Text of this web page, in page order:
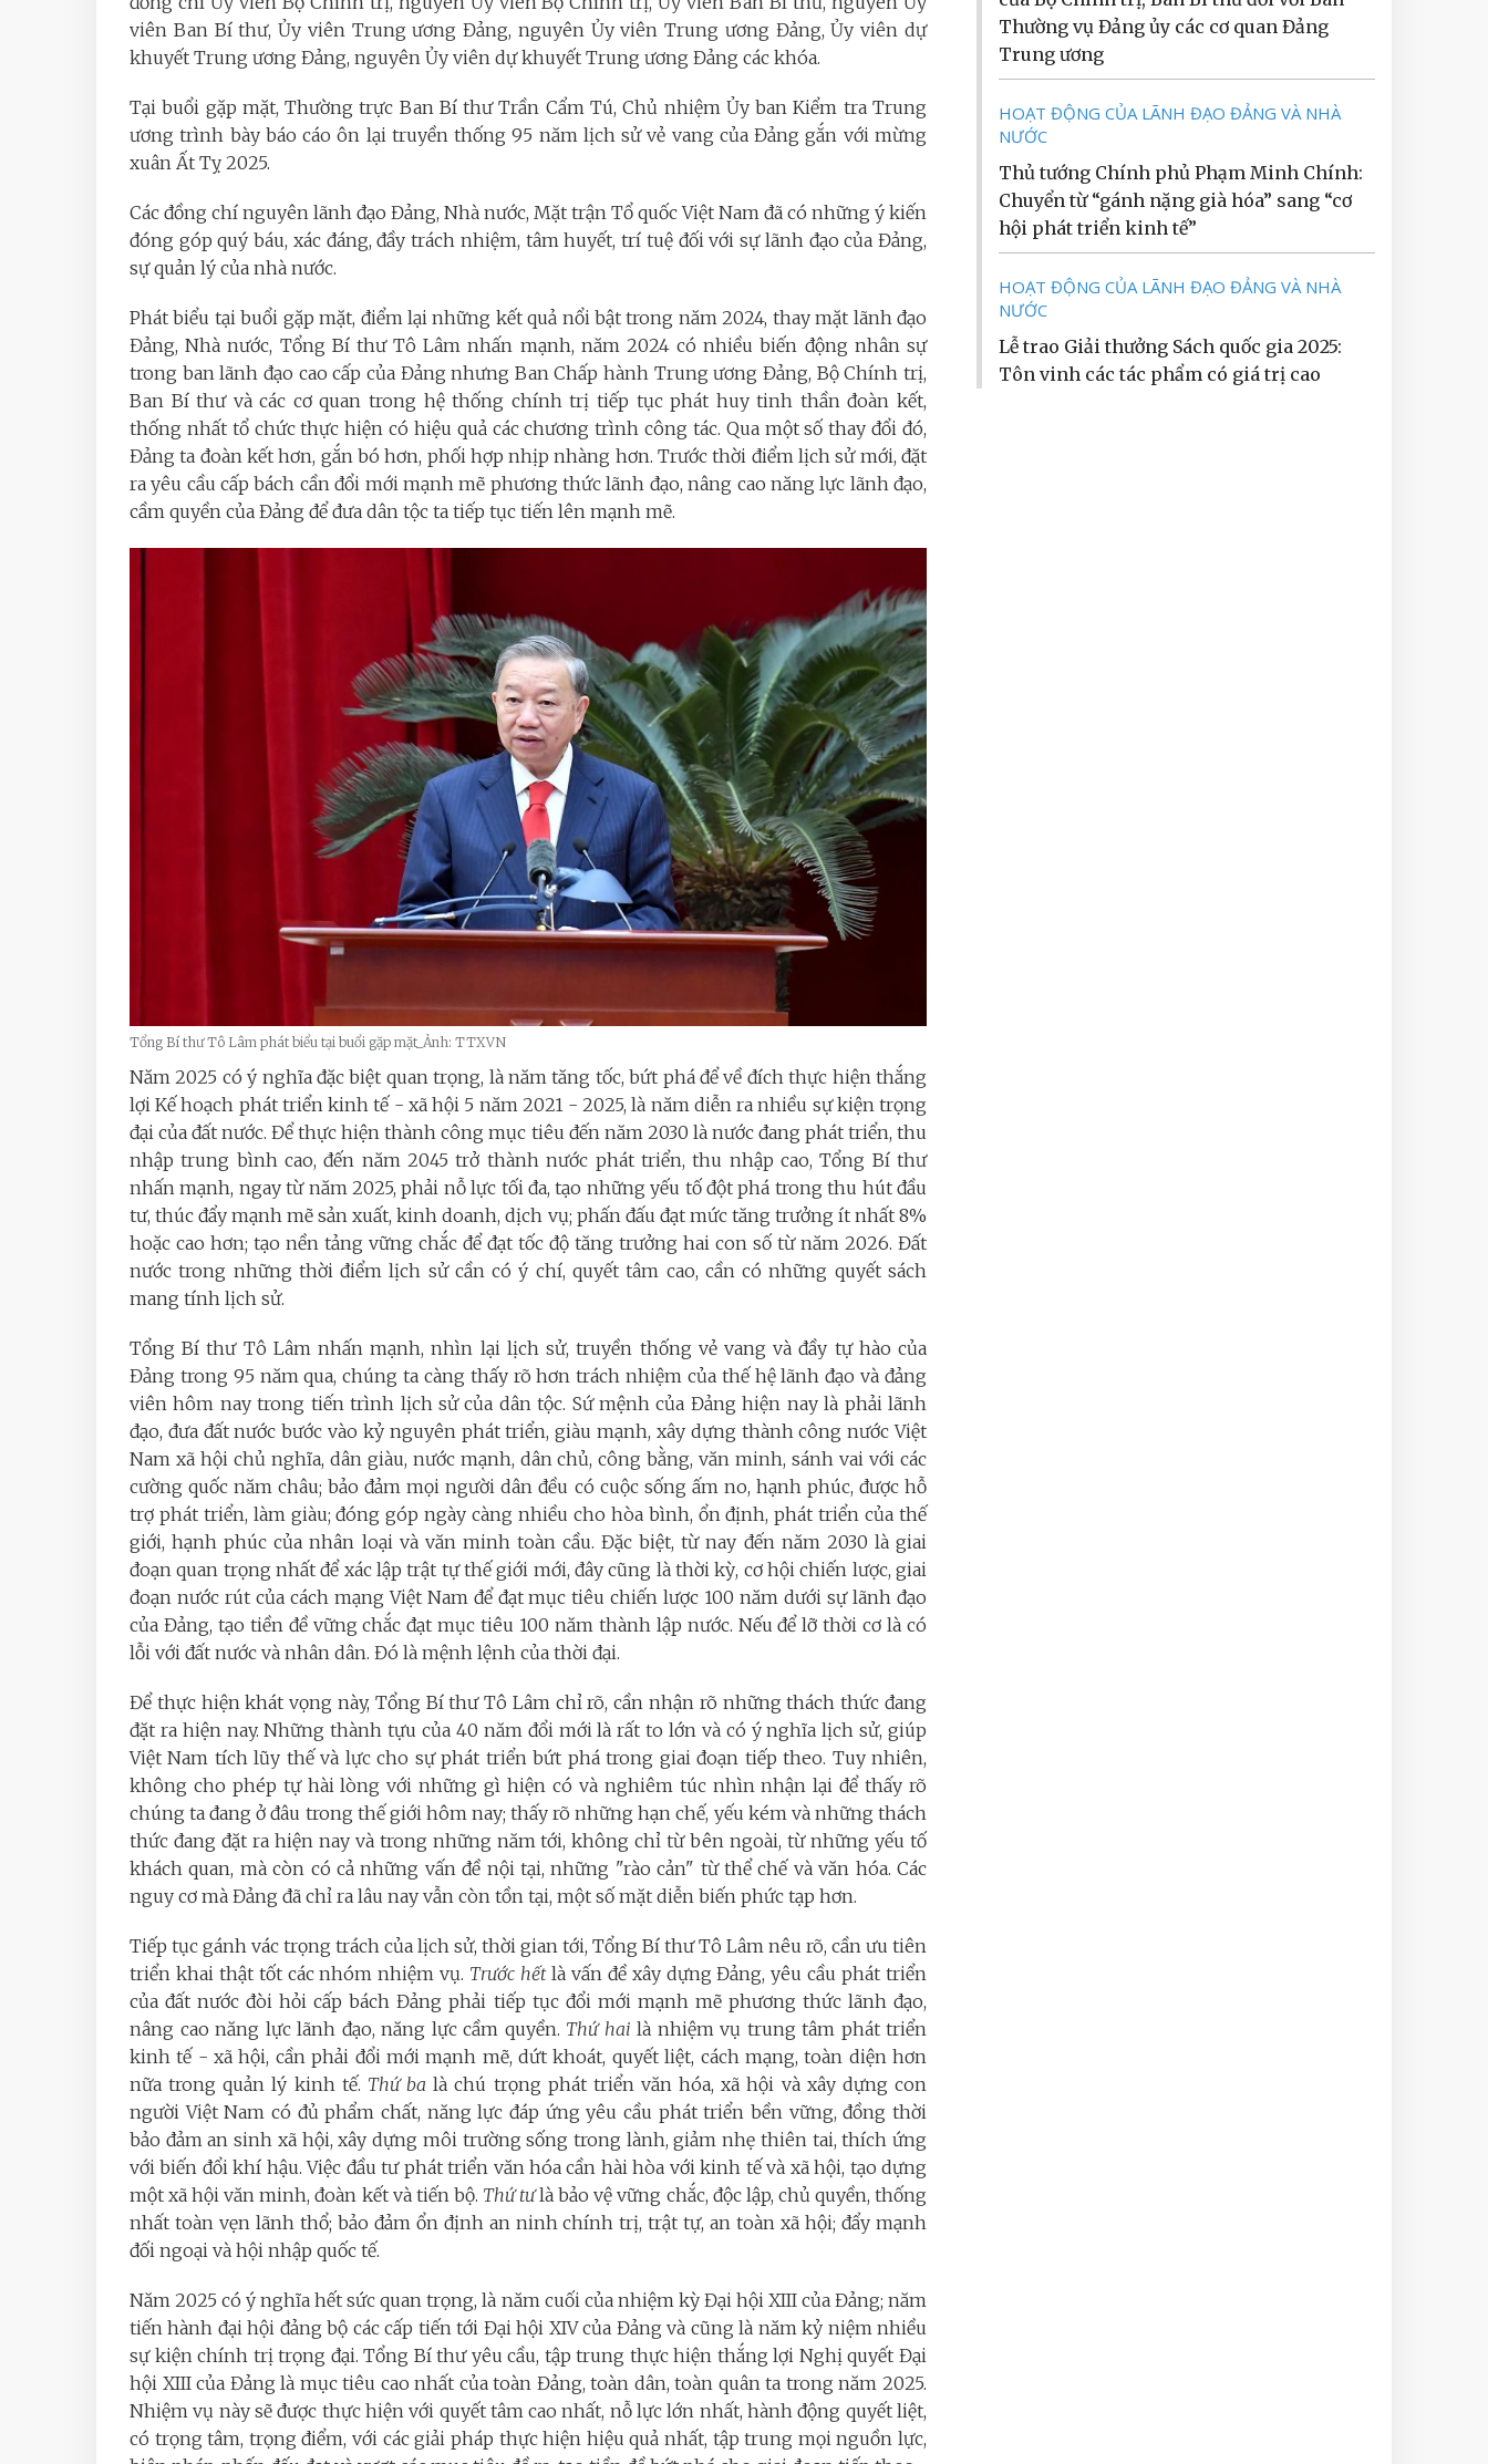
viên Ban Bí thư, Ủy viên Trung ương Đảng, nguyên Ủy viên Trung ương Đảng, Ủy viên dự
khuyết Trung ương Đảng, nguyên Ủy viên dự khuyết Trung ương Đảng các khóa.
Tại buổi gặp mặt, Thường trực Ban Bí thư Trần Cẩm Tú, Chủ nhiệm Ủy ban Kiểm tra Trung
ương trình bày báo cáo ôn lại truyền thống 95 năm lịch sử vẻ vang của Đảng gắn với mừng
xuân Ất Tỵ 2025.
Các đồng chí nguyên lãnh đạo Đảng, Nhà nước, Mặt trận Tổ quốc Việt Nam đã có những ý kiến
đóng góp quý báu, xác đáng, đầy trách nhiệm, tâm huyết, trí tuệ đối với sự lãnh đạo của Đảng,
sự quản lý của nhà nước.
Phát biểu tại buổi gặp mặt, điểm lại những kết quả nổi bật trong năm 2024, thay mặt lãnh đạo
Đảng, Nhà nước, Tổng Bí thư Tô Lâm nhấn mạnh, năm 2024 có nhiều biến động nhân sự
trong ban lãnh đạo cao cấp của Đảng nhưng Ban Chấp hành Trung ương Đảng, Bộ Chính trị,
Ban Bí thư và các cơ quan trong hệ thống chính trị tiếp tục phát huy tinh thần đoàn kết,
thống nhất tổ chức thực hiện có hiệu quả các chương trình công tác. Qua một số thay đổi đó,
Đảng ta đoàn kết hơn, gắn bó hơn, phối hợp nhịp nhàng hơn. Trước thời điểm lịch sử mới, đặt
ra yêu cầu cấp bách cần đổi mới mạnh mẽ phương thức lãnh đạo, nâng cao năng lực lãnh đạo,
cầm quyền của Đảng để đưa dân tộc ta tiếp tục tiến lên mạnh mẽ.
Tổng Bí thư Tô Lâm phát biểu tại buổi gặp mặt_Ảnh: TTXVN
Năm 2025 có ý nghĩa đặc biệt quan trọng, là năm tăng tốc, bứt phá để về đích thực hiện thắng
lợi Kế hoạch phát triển kinh tế - xã hội 5 năm 2021 - 2025, là năm diễn ra nhiều sự kiện trọng
đại của đất nước. Để thực hiện thành công mục tiêu đến năm 2030 là nước đang phát triển, thu
nhập trung bình cao, đến năm 2045 trở thành nước phát triển, thu nhập cao, Tổng Bí thư
nhấn mạnh, ngay từ năm 2025, phải nỗ lực tối đa, tạo những yếu tố đột phá trong thu hút đầu
tư, thúc đẩy mạnh mẽ sản xuất, kinh doanh, dịch vụ; phấn đấu đạt mức tăng trưởng ít nhất 8%
hoặc cao hơn; tạo nền tảng vững chắc để đạt tốc độ tăng trưởng hai con số từ năm 2026. Đất
nước trong những thời điểm lịch sử cần có ý chí, quyết tâm cao, cần có những quyết sách
mang tính lịch sử.
Tổng Bí thư Tô Lâm nhấn mạnh, nhìn lại lịch sử, truyền thống vẻ vang và đầy tự hào của
Đảng trong 95 năm qua, chúng ta càng thấy rõ hơn trách nhiệm của thế hệ lãnh đạo và đảng
viên hôm nay trong tiến trình lịch sử của dân tộc. Sứ mệnh của Đảng hiện nay là phải lãnh
đạo, đưa đất nước bước vào kỷ nguyên phát triển, giàu mạnh, xây dựng thành công nước Việt
Nam xã hội chủ nghĩa, dân giàu, nước mạnh, dân chủ, công bằng, văn minh, sánh vai với các
cường quốc năm châu; bảo đảm mọi người dân đều có cuộc sống ấm no, hạnh phúc, được hỗ
trợ phát triển, làm giàu; đóng góp ngày càng nhiều cho hòa bình, ổn định, phát triển của thế
giới, hạnh phúc của nhân loại và văn minh toàn cầu. Đặc biệt, từ nay đến năm 2030 là giai
đoạn quan trọng nhất để xác lập trật tự thế giới mới, đây cũng là thời kỳ, cơ hội chiến lược, giai
đoạn nước rút của cách mạng Việt Nam để đạt mục tiêu chiến lược 100 năm dưới sự lãnh đạo
của Đảng, tạo tiền đề vững chắc đạt mục tiêu 100 năm thành lập nước. Nếu để lỡ thời cơ là có
lỗi với đất nước và nhân dân. Đó là mệnh lệnh của thời đại.
Để thực hiện khát vọng này, Tổng Bí thư Tô Lâm chỉ rõ, cần nhận rõ những thách thức đang
đặt ra hiện nay. Những thành tựu của 40 năm đổi mới là rất to lớn và có ý nghĩa lịch sử, giúp
Việt Nam tích lũy thế và lực cho sự phát triển bứt phá trong giai đoạn tiếp theo. Tuy nhiên,
không cho phép tự hài lòng với những gì hiện có và nghiêm túc nhìn nhận lại để thấy rõ
chúng ta đang ở đâu trong thế giới hôm nay; thấy rõ những hạn chế, yếu kém và những thách
thức đang đặt ra hiện nay và trong những năm tới, không chỉ từ bên ngoài, từ những yếu tố
khách quan, mà còn có cả những vấn đề nội tại, những "rào cản" từ thể chế và văn hóa. Các
nguy cơ mà Đảng đã chỉ ra lâu nay vẫn còn tồn tại, một số mặt diễn biến phức tạp hơn.
Tiếp tục gánh vác trọng trách của lịch sử, thời gian tới, Tổng Bí thư Tô Lâm nêu rõ, cần ưu tiên
triển khai thật tốt các nhóm nhiệm vụ. Trước hết là vấn đề xây dựng Đảng, yêu cầu phát triển
của đất nước đòi hỏi cấp bách Đảng phải tiếp tục đổi mới mạnh mẽ phương thức lãnh đạo,
nâng cao năng lực lãnh đạo, năng lực cầm quyền. Thứ hai là nhiệm vụ trung tâm phát triển
kinh tế - xã hội, cần phải đổi mới mạnh mẽ, dứt khoát, quyết liệt, cách mạng, toàn diện hơn
nữa trong quản lý kinh tế. Thứ ba là chú trọng phát triển văn hóa, xã hội và xây dựng con
người Việt Nam có đủ phẩm chất, năng lực đáp ứng yêu cầu phát triển bền vững, đồng thời
bảo đảm an sinh xã hội, xây dựng môi trường sống trong lành, giảm nhẹ thiên tai, thích ứng
với biến đổi khí hậu. Việc đầu tư phát triển văn hóa cần hài hòa với kinh tế và xã hội, tạo dựng
một xã hội văn minh, đoàn kết và tiến bộ. Thứ tưlà bảo vệ vững chắc, độc lập, chủ quyền, thống
nhất toàn vẹn lãnh thổ; bảo đảm ổn định an ninh chính trị, trật tự, an toàn xã hội; đẩy mạnh
đối ngoại và hội nhập quốc tế.
Năm 2025 có ý nghĩa hết sức quan trọng, là năm cuối của nhiệm kỳ Đại hội XIII của Đảng; năm
tiến hành đại hội đảng bộ các cấp tiến tới Đại hội XIV của Đảng và cũng là năm kỷ niệm nhiều
sự kiện chính trị trọng đại. Tổng Bí thư yêu cầu, tập trung thực hiện thắng lợi Nghị quyết Đại
hội XIII của Đảng là mục tiêu cao nhất của toàn Đảng, toàn dân, toàn quân ta trong năm 2025.
Nhiệm vụ này sẽ được thực hiện với quyết tâm cao nhất, nỗ lực lớn nhất, hành động quyết liệt,
có trọng tâm, trọng điểm, với các giải pháp thực hiện hiệu quả nhất, tập trung mọi nguồn lực,
Thường vụ Đảng ủy các cơ quan Đảng
Trung ương
HOẠT ĐỘNG CỦA LÃNH ĐẠO ĐẢNG VÀ NHÀ
NƯỚC
Thủ tướng Chính phủ Phạm Minh Chính:
Chuyển từ “gánh nặng già hóa” sang “cơ
hội phát triển kinh tế”
HOẠT ĐỘNG CỦA LÃNH ĐẠO ĐẢNG VÀ NHÀ
NƯỚC
Lễ trao Giải thưởng Sách quốc gia 2025:
Tôn vinh các tác phẩm có giá trị cao